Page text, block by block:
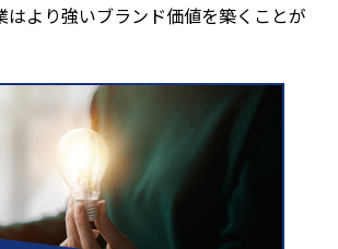
はより強いブランド価値を築くことが